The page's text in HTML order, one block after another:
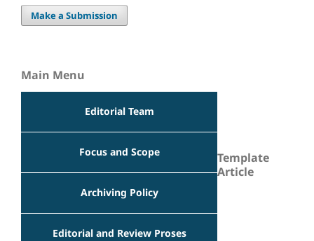
Make a Submission
Main Menu
Editorial Team
Focus and Scope
Archiving Policy
Editorial and Review Proses
Template
Article